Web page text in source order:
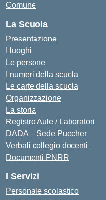
Comune
La Scuola
Presentazione
I luoghi
Le persone
I numeri della scuola
Le carte della scuola
Organizzazione
La storia
Registro Aule / Laboratori
DADA – Sede Puecher
Verbali collegio docenti
Documenti PNRR
I Servizi
Personale scolastico